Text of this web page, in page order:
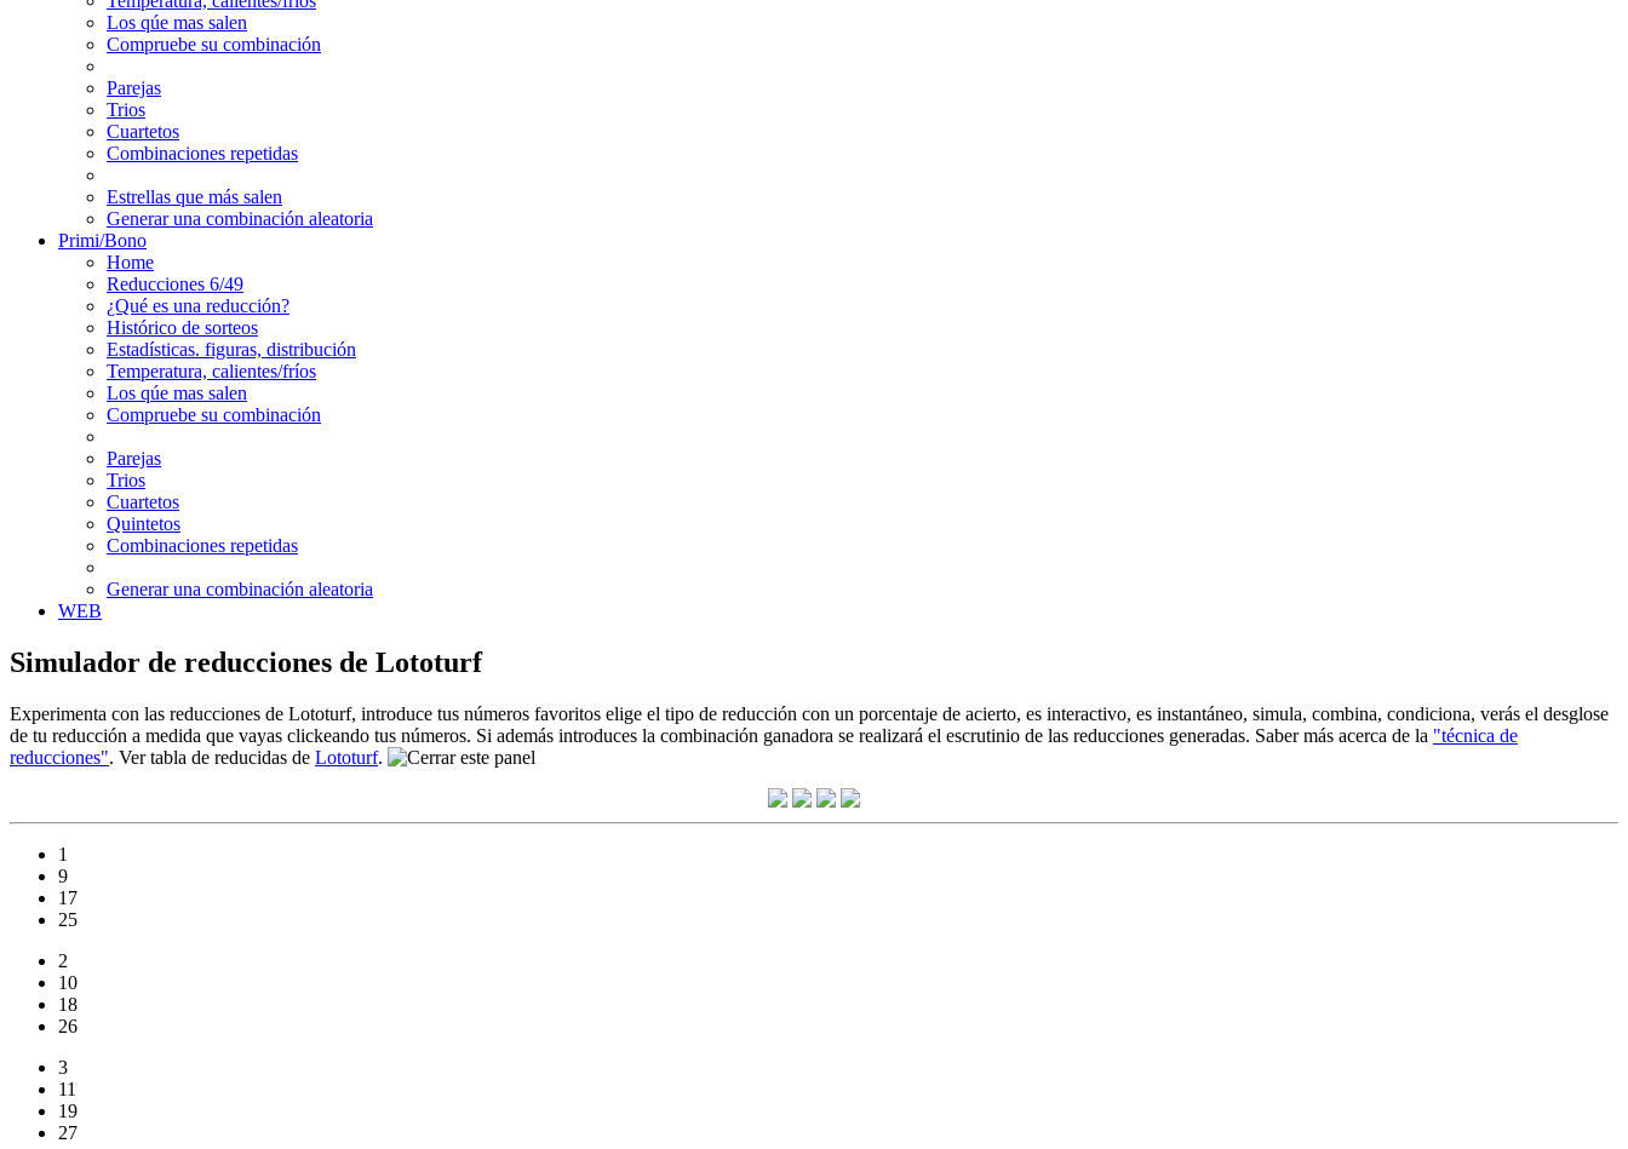
Los qúe mas salen
Compruebe su combinación
Parejas
Trios
Cuartetos
Combinaciones repetidas
Estrellas que más salen
Generar una combinación aleatoria
Primi/Bono
Home
Reducciones 6/49
¿Qué es una reducción?
Histórico de sorteos
Estadísticas. figuras, distribución
Temperatura, calientes/fríos
Los qúe mas salen
Compruebe su combinación
Parejas
Trios
Cuartetos
Quintetos
Combinaciones repetidas
Generar una combinación aleatoria
WEB
Simulador de reducciones de Lototurf
Experimenta con las reducciones de Lototurf, introduce tus números favoritos elige el tipo de reducción con un porcentaje de acierto, es interactivo, es instantáneo, simula, combina, condiciona, verás el desglose
de tu reducción a medida que vayas clickeando tus números. Si además introduces la combinación ganadora se realizará el escrutinio de las reducciones generadas. Saber más acerca de la "técnica de
reducciones". Ver tabla de reducidas de Lototurf.
1
9
17
25
2
10
18
26
3
11
19
27